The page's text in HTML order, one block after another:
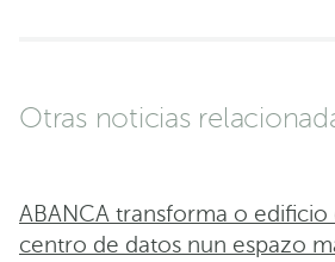
Otras noticias
ABANCA transforma o edificio
centro de datos nun espazo